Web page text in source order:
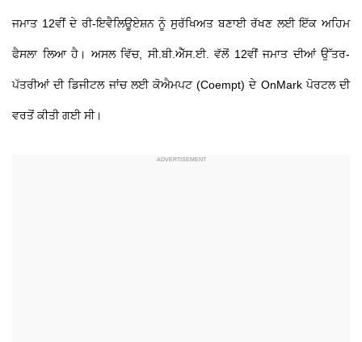
ਜਮਾਤ 12ਵੀਂ ਦੇ ਰੀ-ਇਵੈਲਿਊਏਸ਼ਨ ਨੂੰ ਸੁਰੱਖਿਅਤ ਬਣਾਈ ਰੱਖਣ ਲਈ ਇੱਕ ਅਹਿਮ
ਫੈਸਲਾ ਲਿਆ ਹੈ। ਅਸਲ ਵਿੱਚ, ਸੀ.ਬੀ.ਐੱਸ.ਈ. ਵੱਲੋਂ 12ਵੀਂ ਜਮਾਤ ਦੀਆਂ ਉੱਤਰ-
ਪੱਤਰੀਆਂ ਦੀ ਡਿਜੀਟਲ ਜਾਂਚ ਲਈ ਕੋਐਮਪਟ (Coempt) ਦੇ OnMark ਪੋਰਟਲ ਦੀ
ਵਰਤੋਂ ਕੀਤੀ ਗਈ ਸੀ।